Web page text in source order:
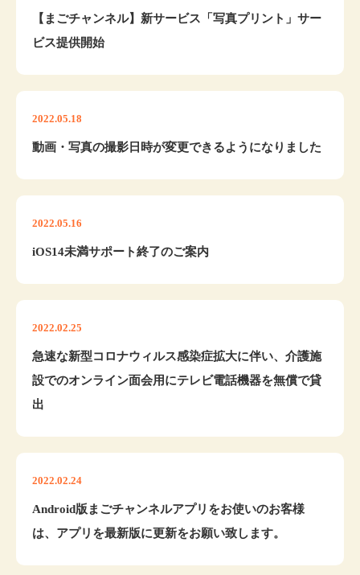
【まごチャンネル】新サービス「写真プリント」サー
ビス提供開始
2022.05.18
動画・写真の撮影日時が変更できるようになりました
2022.05.16
iOS14未満サポート終了のご案内
2022.02.25
急速な新型コロナウィルス感染症拡大に伴い、介護施
設でのオンライン面会用にテレビ電話機器を無償で貸
出
2022.02.24
Android版まごチャンネルアプリをお使いのお客様
は、アプリを最新版に更新をお願い致します。